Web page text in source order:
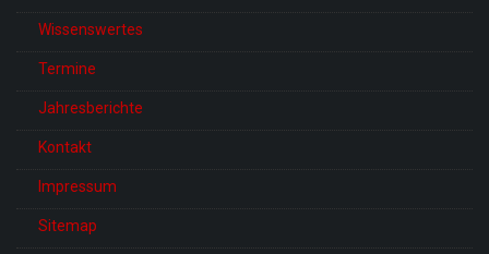
Wissenswertes
Termine
Jahresberichte
Kontakt
Impressum
Sitemap